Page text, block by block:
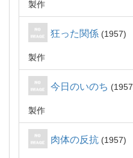
製作
狂った関係 1957
製作
今日のいのち 1957
製作
肉体の反抗 1957